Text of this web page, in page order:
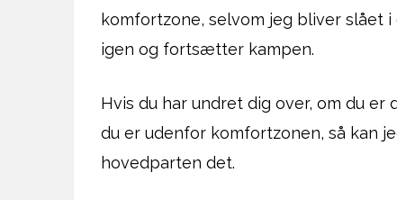
komfortzone, selvom jeg bliver slået
igen og fortsætter kampen.
Hvis du har undret dig over, om du
du er udenfor komfortzonen, så kan
hovedparten det.